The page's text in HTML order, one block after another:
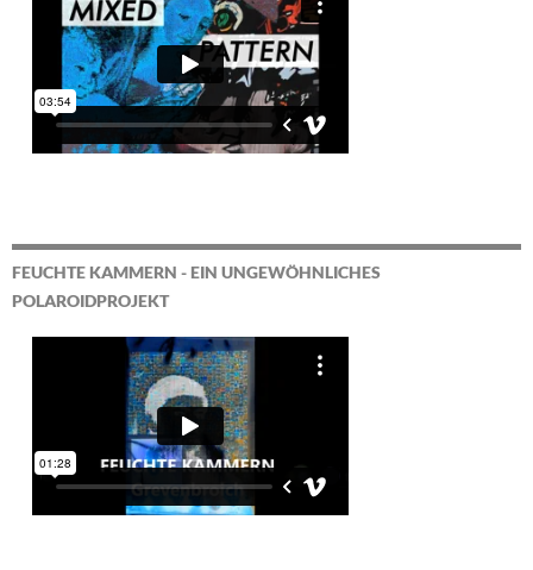
FEUCHTE KAMMERN - EIN UNGEWÖHNLICHES
POLAROIDPROJEKT